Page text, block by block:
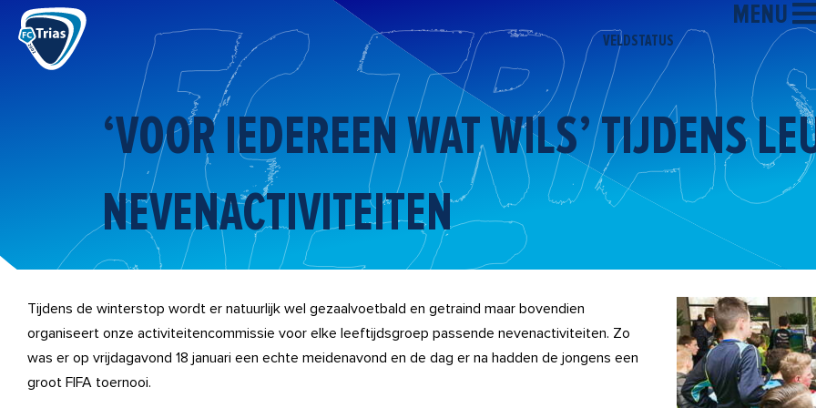
naar
VELDSTATUS
MENU
‘VOOR IEDEREEN WAT WILS’ TIJDENS
NEVENACTIVITEITEN
Tijdens de winterstop wordt er natuurlijk wel gezaalvoetbald en getraind maar bovendien
organiseert onze activiteitencommissie voor elke leeftijdsgroep passende nevenactiviteiten. Zo
was er op vrijdagavond 18 januari een echte meidenavond en de dag er na hadden de jongens een
groot FIFA toernooi.